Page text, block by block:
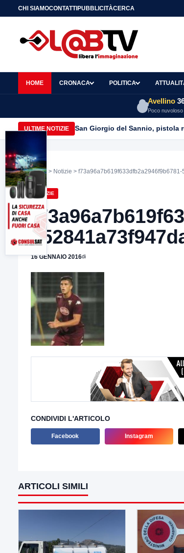
CHI SIAMOCONTATTIPUBBLICITÀCERCA
HOME CRONACA POLITICA
Avellino
Poco nuvoloso
ULTIME NOTIZIE San Giorgio del Sannio, pistola
Home > Notizie >
NOTIZIE
16 GENNAIO 2016di
CONDIVIDI L'ARTICOLO
Facebook Instagram
ARTICOLI SIMILI